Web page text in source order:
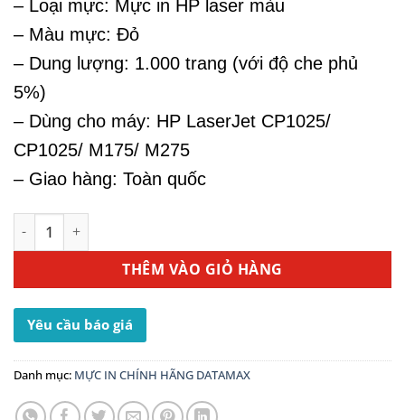
– Loại mực: Mực in HP laser màu
– Màu mực: Đỏ
– Dung lượng: 1.000 trang (với độ che phủ
5%)
– Dùng cho máy: HP LaserJet CP1025/
CP1025/ M175/ M275
– Giao hàng: Toàn quốc
Mực Máy In HP CP1020 - Mực In HP 126A Magenta
THÊM VÀO GIỎ HÀNG
Yêu cầu báo giá
Danh mục: MỰC IN CHÍNH HÃNG DATAMAX